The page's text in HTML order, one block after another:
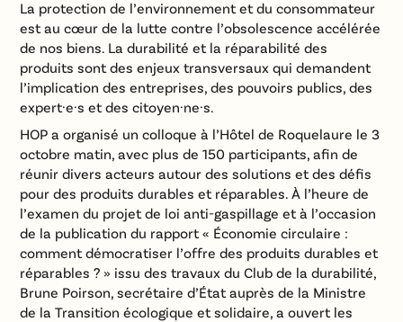
La protection de l’environnement et du consommateur
est au cœur de la lutte contre l’obsolescence accélérée
de nos biens. La durabilité et la réparabilité des
produits sont des enjeux transversaux qui demandent
l’implication des entreprises, des pouvoirs publics, des
expert·e·s et des citoyen·ne·s.
HOP a organisé un colloque à l’Hôtel de Roquelaure le 3
octobre matin, avec plus de 150 participants, afin de
réunir divers acteurs autour des solutions et des défis
pour des produits durables et réparables. À l’heure de
l’examen du projet de loi anti-gaspillage et à l’occasion
de la publication du rapport « Économie circulaire :
comment démocratiser l’offre des produits durables et
réparables ? » issu des travaux du Club de la durabilité,
Brune Poirson, secrétaire d’État auprès de la Ministre
de la Transition écologique et solidaire, a ouvert les